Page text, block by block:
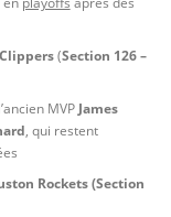
(Section 126 –
MVP James
, qui restent
Rockets(Section